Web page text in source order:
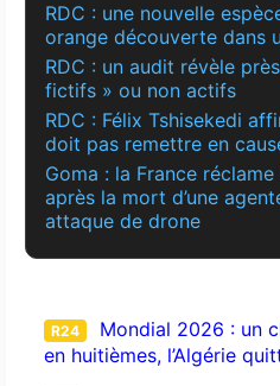
RDC : une nouvelle
orange découverte dans
RDC : un audit révèle
fictifs » ou non actifs
RDC : Félix Tshisekedi
doit pas remettre en
Goma : la France
après la mort d’une
attaque de drone
R24
Mondial 2026 : un
en huitièmes, l’Algérie